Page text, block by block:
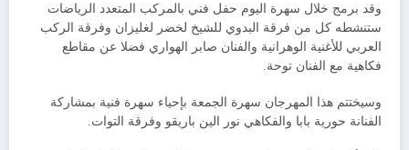
وقد برمج خلال سهرة اليوم حفل فني بالمركب المتعدد الرياضات
ستنشطه كل من فرقة البدوي للشيخ لخضر لغليزان وفرقة الركب
العربي للأغنية الوهرانية والفنان صابر الهواري فضلا عن مقاطع
فكاهية مع الفنان توحة.
وسيختتم هذا المهرجان سهرة الجمعة بإحياء سهرة فنية بمشاركة
الفنانة حورية بابا والفكاهي نور الين باريقو وفرقة التوات.